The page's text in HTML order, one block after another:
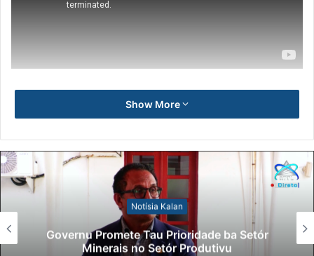
Show More
Notísia Kalan
Governu Promete Tau Prioridade ba Setór
Minerais no Setór Produtivu